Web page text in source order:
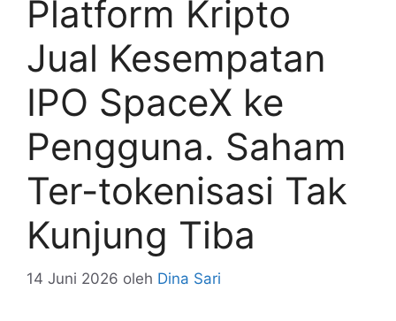
Platform Kripto
Jual Kesempatan
IPO SpaceX ke
Pengguna. Saham
Ter-tokenisasi Tak
Kunjung Tiba
14 Juni 2026 oleh Dina Sari